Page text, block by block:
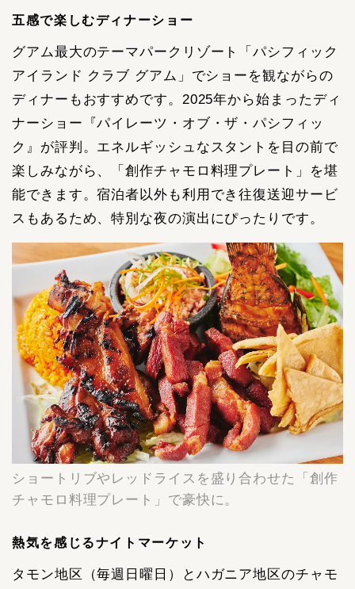
五感で楽しむディナーショー
グアム最大のテーマパークリゾート「パシフィック
アイランド クラブ グアム」でショーを観ながらの
ディナーもおすすめです。2025年から始まったディ
ナーショー『パイレーツ・オブ・ザ・パシフィッ
ク』が評判。エネルギッシュなスタントを目の前で
楽しみながら、「創作チャモロ料理プレート」を堪
能できます。宿泊者以外も利用でき往復送迎サービ
スもあるため、特別な夜の演出にぴったりです。
ショートリブやレッドライスを盛り合わせた「創作
チャモロ料理プレート」で豪快に。
熱気を感じるナイトマーケット
タモン地区（毎週日曜日）とハガニア地区のチャモ